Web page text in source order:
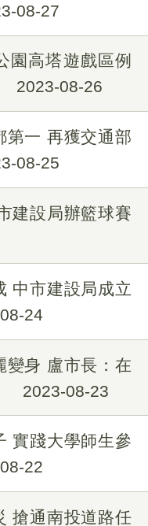
08-27
園高塔遊戲區例
2023-08-26
第一 再獲交通部
08-25
建設局辦籃球賽
中市建設局成立
24
變身 盧市長：在
2023-08-23
實踐大學師生參
22
搶通南投道路任